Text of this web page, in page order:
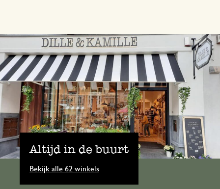
Altijd in de buurt
Bekijk alle 62 winkels